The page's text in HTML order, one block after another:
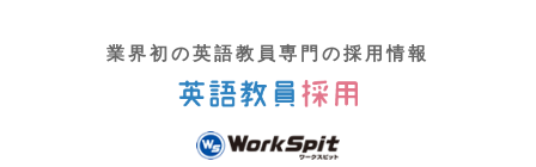
業界初の英語教員専門の採用情報